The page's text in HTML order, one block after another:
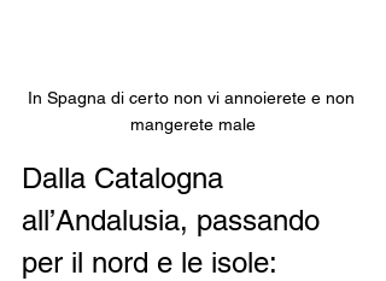
In Spagna di certo non vi annoierete e non
mangerete male
Dalla Catalogna
all’Andalusia, passando
per il nord e le isole: